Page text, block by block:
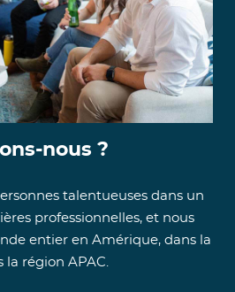
nous ?
talentueuses dans un
professionnelles, et nous
entier en Amérique, dans la
la région APAC.